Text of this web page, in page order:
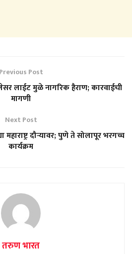
Previous Post
लाईट मुळे नागरिक हैराण; कारवाईची
मागणी
Next Post
महाराष्ट्र दौऱ्यावर; पुणे ते सोलापूर भरगच्च
कार्यक्रम
तरुण भारत